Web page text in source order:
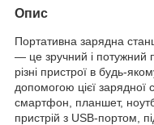
Опис
Портативна зарядна
— це зручний і потужний
різні пристрої в будь-
допомогою цієї зарядної
смартфон, планшет,
пристрій з USB-портом,